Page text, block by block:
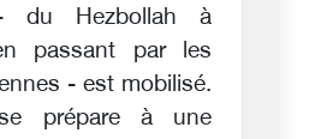
du Hezbollah à
passant par les
- est mobilisé.
prépare à une